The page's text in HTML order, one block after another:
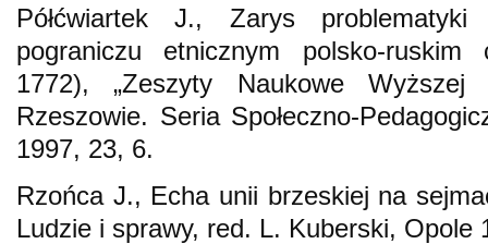
Półćwiartek J., Zarys
pograniczu etnicznym polsko-
1772), „Zeszyty Naukowe Wyższej
Rzeszowie. Seria Społeczno-
1997, 23, 6.
Rzońca J., Echa unii brzeskiej na
Ludzie i sprawy, red. L. Kuberski, Opole